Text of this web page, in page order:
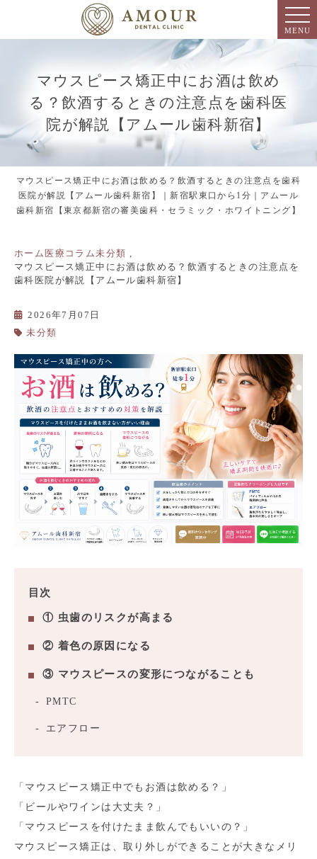
MENU
マウスピース矯正中にお酒は飲め
る？飲酒するときの注意点を歯科医
院が解説【アムール歯科新宿】
マウスピース矯正中にお酒は飲める？飲酒するときの注意点を歯科
医院が解説【アムール歯科新宿】｜新宿駅東口から1分｜アムール
歯科新宿【東京都新宿の審美歯科・セラミック・ホワイトニング】
ホーム 医療コラム未分類
マウスピース矯正中にお酒は飲める？飲酒するときの注意点を
歯科医院が解説【アムール歯科新宿】
2026年7月07日
未分類
目次
① 虫歯のリスクが高まる
② 着色の原因になる
③ マウスピースの変形につながることも
PMTC
エアフロー
「マウスピース矯正中でもお酒は飲める？」
「ビールやワインは大丈夫？」
「マウスピースを付けたまま飲んでもいいの？」
マウスピース矯正は、取り外しができることが大きなメリ